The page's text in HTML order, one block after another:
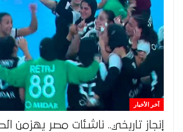
آخر الأخبار
إنجاز تاريخي.. ناشئات مصر يهزمن